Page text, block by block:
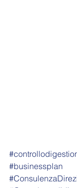
#businessplan